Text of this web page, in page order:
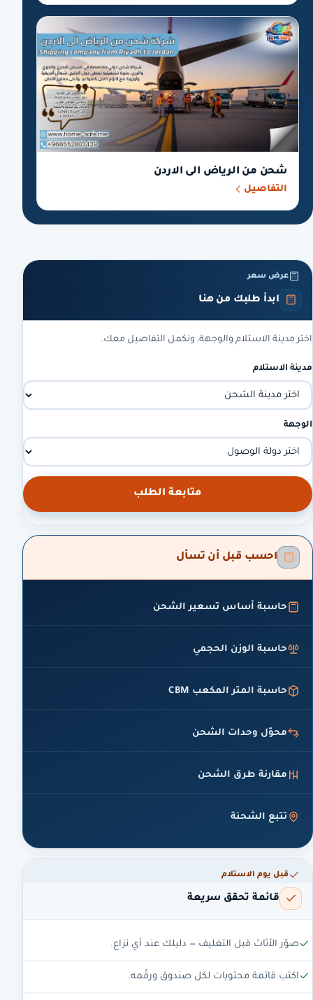
شحن من الرياض الى الاردن
التفاصيل
عرض سعر
ابدأ طلبك من هنا
اختر مدينة الاستلام والوجهة، ونكمل التفاصيل معك.
مدينة الاستلام
الوجهة
متابعة الطلب
احسب قبل أن تسأل
حاسبة أساس تسعير الشحن
حاسبة الوزن الحجمي
حاسبة المتر المكعب CBM
محوّل وحدات الشحن
مقارنة طرق الشحن
تتبع الشحنة
قبل يوم الاستلام
قائمة تحقق سريعة
صوّر الأثاث قبل التغليف — دليلك عند أي نزاع.
اكتب قائمة محتويات لكل صندوق ورقّمه.